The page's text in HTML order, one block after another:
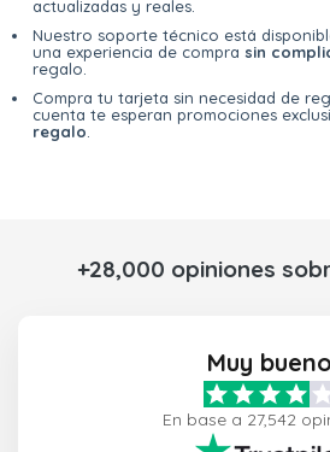
actualizadas y reales.
Nuestro soporte técnico está
una experiencia de compra sin
regalo.
Compra tu tarjeta sin necesidad de
cuenta te esperan promociones
regalo
+28,000 opiniones
Muy bueno
En base a 27,542